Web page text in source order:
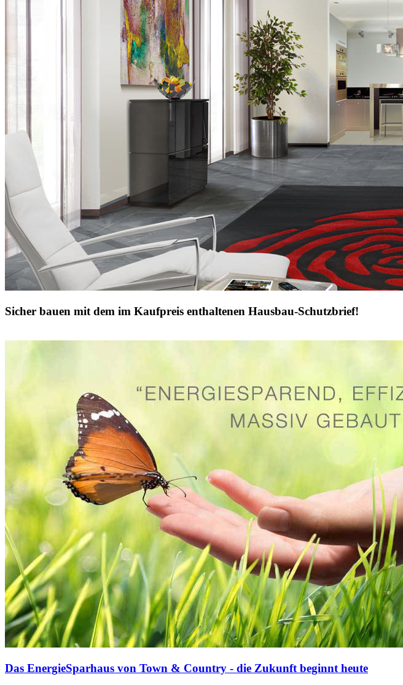
Sicher bauen mit dem im Kaufpreis enthaltenen Hausbau-Schutzbrief!
Das EnergieSparhaus von Town & Country - die Zukunft beginnt heute